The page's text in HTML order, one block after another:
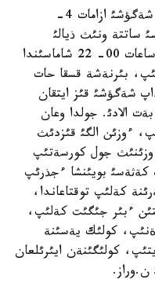
«كةيئن ءمالئم بولعانئنداي، زارداپ شةگؤشئ ازامات 4-
ساتتة ونئث ذيالئ
تةلةفونئنا بةلگئسئز ءبئر قئز تذنگئ ساعات 00- 22 شاماسئندا
بئرنةشة قسقا حات
شةگؤشئ قئز ايتقان
40-ستانسئعا بةت الادئ. جولدا وعان
ءوزئن الگئ قئزدئث
جول كورسةتئپ
كةثةسئ بويئنشا ءجذرئپ
كةلئپ توقتاعاندا،
ءبئر جئگئت كةلئپ،
كولئك يةسئنة
كولئگئنةن ايئرئلعان
ن.وراز.